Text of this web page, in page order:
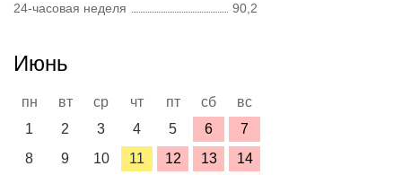
24-часовая неделя
90,2
Июнь
пн вт ср чт пт сб
вс
1
2 3 4 5 6
7
8
9 10 11 12 13
14